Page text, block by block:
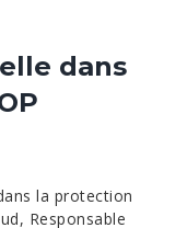
dans
la protection
Responsable